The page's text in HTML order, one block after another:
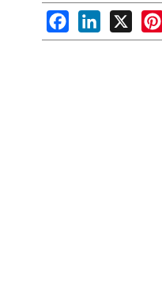
FacebookLinkedIn
X